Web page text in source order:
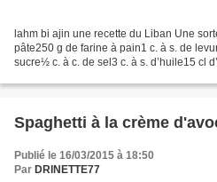
lahm bi ajin une recette du Liban Une
pâte250 g de farine à pain1 c. à s. de
sucre½ c. à c. de sel3 c. à s. d’huile15 cl
Spaghetti à la crème
Publié le 16/03/2015 à 18:50
Par DRINETTE77